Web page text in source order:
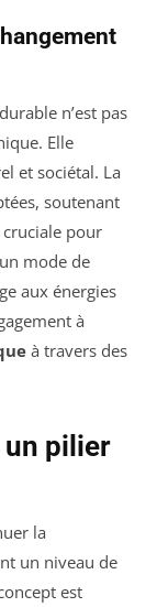
n’est pas
Elle
et sociétal. La
soutenant
cruciale pour
mode de
aux énergies
à
à travers des
un pilier
la
un niveau de
est